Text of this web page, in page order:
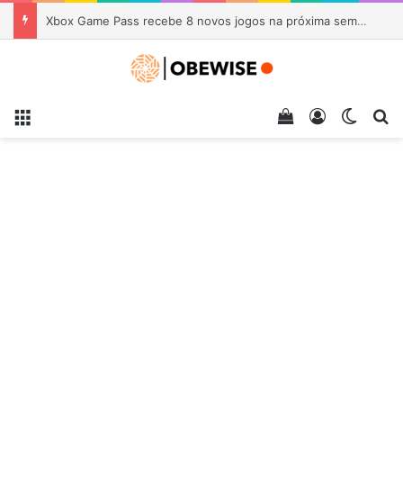
Xbox Game Pass recebe 8 novos jogos na próxima semana
Entrar
Veja seu